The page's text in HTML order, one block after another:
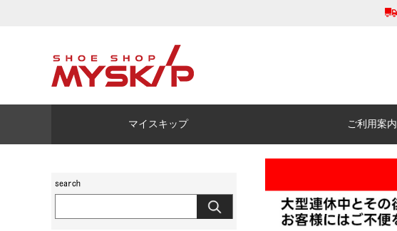
マイスキップ ご利用案内